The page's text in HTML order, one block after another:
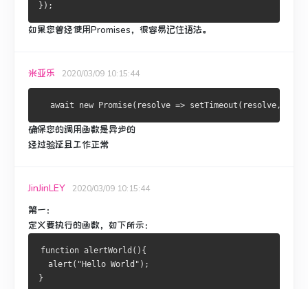
});
如果您曾经使用Promises，很容易记住语法。
米亚乐 2020/03/09 10:15:44
await new Promise(resolve => setTimeout(resolve,
确保您的调用函数是异步的
经过验证且工作正常
JinJinLEY 2020/03/09 10:15:44
第一：
定义要执行的函数，如下所示：
function alertWorld(){
  alert("Hello World");
}